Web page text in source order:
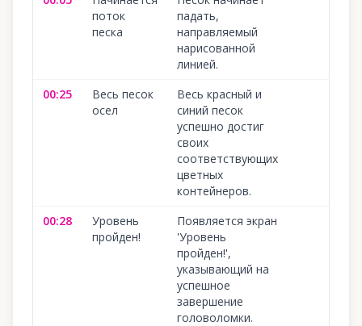
поток
песка
падать,
направляемый
нарисованной
линией.
00:25
Весь песок
осел
Весь красный и
синий песок
успешно достиг
своих
соответствующих
цветных
контейнеров.
00:28
Уровень
пройден!
Появляется экран
'Уровень
пройден!',
указывающий на
успешное
завершение
головоломки.